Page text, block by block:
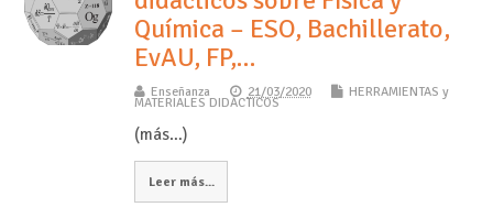
Química – ESO, Bachillerato,
EvAU, FP,…
Enseñanza 21/03/2020 HERRAMIENTAS y
MATERIALES DIDÁCTICOS
(más…)
Leer más...